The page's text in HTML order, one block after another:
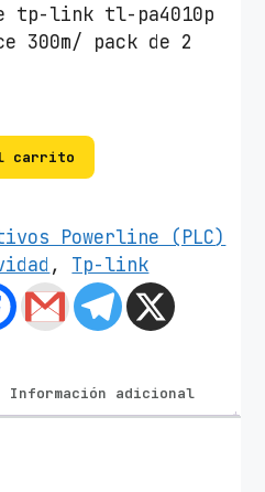
tp-link tl-pa4010p
300m/ pack de 2
carrito
Powerline (PLC)
, Tp-link
Información adicional